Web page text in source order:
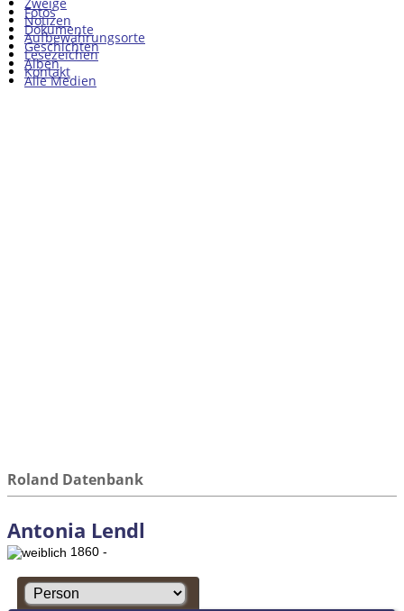
Fotos
Dokumente
Geschichten
Alben
Alle Medien
Notizen
Aufbewahrungsorte
Lesezeichen
Kontakt
Roland Datenbank
Antonia Lendl
1860 -